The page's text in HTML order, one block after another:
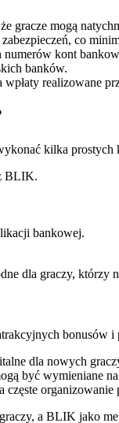
gracze mogą
co
kont
banków.
realizowane
kilka
BLIK.
bankowej.
dla graczy, którzy
bonusów
dla nowych
być wymieniane
organizowanie
a BLIK jako